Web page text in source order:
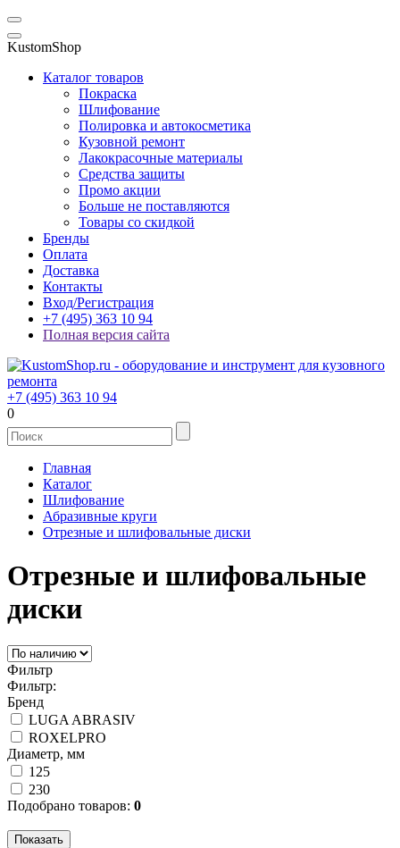
KustomShop
Каталог товаров
Покраска
Шлифование
Полировка и автокосметика
Кузовной ремонт
Лакокрасочные материалы
Средства защиты
Промо акции
Больше не поставляются
Товары со скидкой
Бренды
Оплата
Доставка
Контакты
Вход/Регистрация
+7 (495) 363 10 94
Полная версия сайта
+7 (495) 363 10 94
0
Главная
Каталог
Шлифование
Абразивные круги
Отрезные и шлифовальные диски
Отрезные и шлифовальные
диски
Фильтр
Фильтр:
Бренд
LUGA ABRASIV
ROXELPRO
Диаметр, мм
125
230
Подобрано товаров: 0